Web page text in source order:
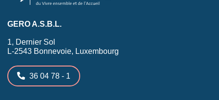
GERO A.S.B.L.
1, Dernier Sol
L-2543 Bonnevoie, Luxembourg
36 04 78 - 1